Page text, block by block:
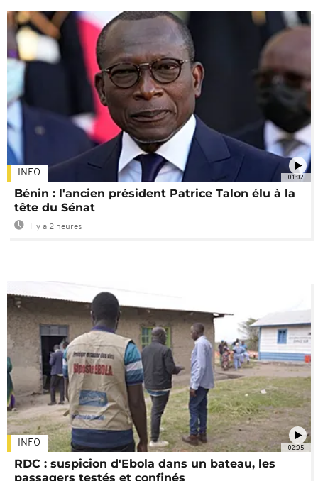
01:02
INFO
Bénin : l'ancien président Patrice Talon élu à la
tête du Sénat
Il y a 2 heures
02:05
INFO
RDC : suspicion d'Ebola dans un bateau, les
passagers testés et confinés